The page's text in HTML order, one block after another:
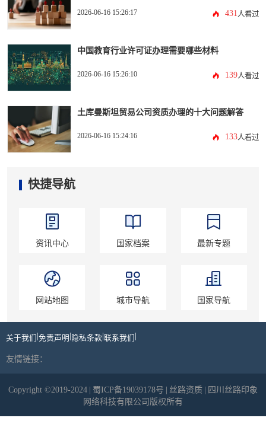
2026-06-16 15:26:17 431人看过
中国教育行业许可证办理需要哪些材料
2026-06-16 15:26:10 139人看过
土库曼斯坦贸易公司资质办理的十大问题解答
2026-06-16 15:24:16 133人看过
快捷导航
资讯中心 国家档案 最新专题
网站地图 城市导航 国家导航
关于我们 免责声明 隐私条款 联系我们
友情链接：
Copyright ©2019-2024 蜀ICP备19039178号 丝路资质
四川丝路印象
网络科技有限公司版权所有